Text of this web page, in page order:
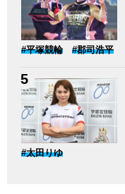
#平塚競輪 #郡司浩平
#太田りゆ